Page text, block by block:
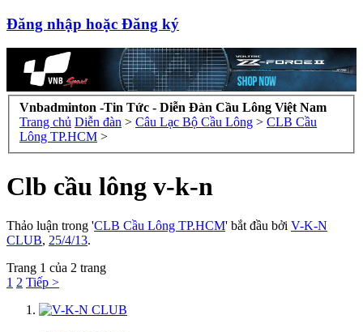
Đăng nhập hoặc Đăng ký
Vnbadminton -Tin Tức - Diễn Đàn Cầu Lông Việt Nam
Trang chủ Diễn đàn > Câu Lạc Bộ Cầu Lông > CLB Cầu
Lông TP.HCM >
Clb cầu lông v-k-n
Thảo luận trong 'CLB Cầu Lông TP.HCM' bắt đầu bởi V-K-N
CLUB, 25/4/13.
Trang 1 của 2 trang
1 2 Tiếp >